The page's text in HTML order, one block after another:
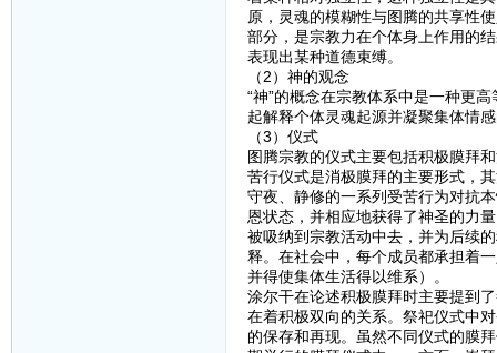
原，灵魂的模糊性与图腾的共享性
部分，是宗教力在个体身上作用的
表现出某种道德束缚。
（2）神的观念
“神”的概念在宗教体系中是一种更
起解释个体灵魂起源并凝聚集体情
（3）仪式
图腾宗教的仪式主要包括积极膜拜
苦行仪式是消极膜拜的主要形式，
守夜、静修的一系列受苦行为对抗
恩状态，并相应地获得了神圣的力
被吸纳到宗教活动中去，并为后续
释。在社会中，每个成员都承担着
并得使集体生活得以维系）。
涂尔干在论述积极膜拜时主要提到
在着积极双向的关系。祭祀仪式中
的保存和再现。虽然不同仪式的膜